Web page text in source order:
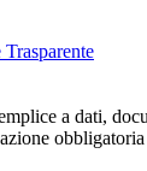
a dati,
obbligatoria